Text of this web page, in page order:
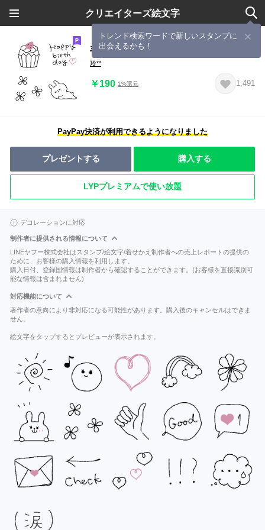
クリエイターズ絵文字
トレンド検索ワードで新しいスタンプに
出会えるかも！
手描きゆるシンプル２♡
玲**
￥190 1%還元 1,491
PayPay決済が利用できるようになりました
プレゼントする 購入する
LYPプレミアムで使い放題
デコレーションに対応
制作者に提供される情報について
LINEヤフー株式会社はスタンプ/絵文字/着せかえ制作者への売上レポートの提供の
ために、お客様の購入情報を利用します。
購入日付、登録国情報は制作者から確認することができます。(お客様を直接識別可
能な情報は含まれません)
対応機能について
著作者の意向により非対応になる可能性があります。購入後のキャンセルはできま
せん。
絵文字をタップするとプレビューが表示されます。